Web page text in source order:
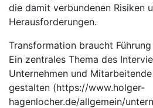
die damit verbundenen Risiken
Herausforderungen.
Transformation braucht
Ein zentrales Thema des
Unternehmen und
gestalten (https://www.holger-
hagenlocher.de/allgemein/